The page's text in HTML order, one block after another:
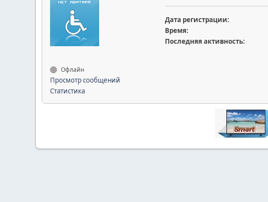
Офлайн
Просмотр сообщений
Статистика
Дата регистрации:
Время:
Последняя активность: